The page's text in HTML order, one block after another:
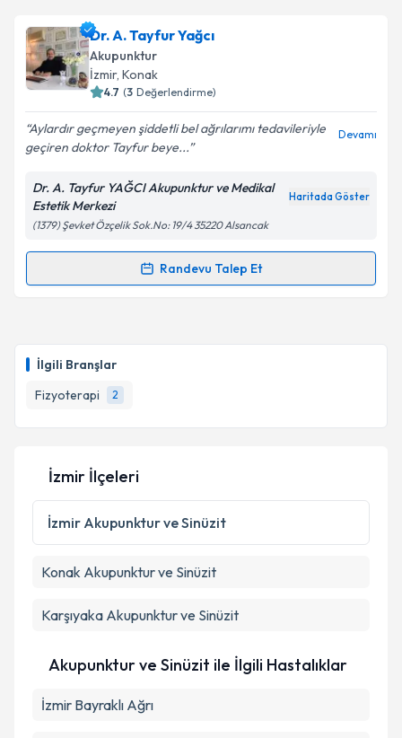
İlgili Branşlar
Fizyoterapi
2
Takvim Talebini Gönder
Dr. Nihat Ergicaniçin randevu takvimi talebi
oluşturun. Size bu uzmandan randevu almanız için bir
takvim hazırlandığında e-posta ile bilgilendireceğiz.
Kişisel verilerimin işlenmesine ilişkin
Aydınlatma
Metni
kapsamda işlenmesini kabul ediyorum.
Takvim Talebini Gönder
Dr. A. Tayfur Yağcı
Akupunktur
İzmir, Konak
4.7 (3 Değerlendirme)
Aylardır geçmeyen şiddetli bel ağrılarımı tedavileriyle
geçiren doktor Tayfur beye...
Devamı
Dr. A. Tayfur YAĞCI Akupunktur ve Medikal
Estetik Merkezi
Haritada Göster
(1379) Şevket Özçelik Sok.No: 19/4 35220 Alsancak
Randevu Talep Et
Randevu Takvimi Talebi
takvim hazırlandığında e-posta ile bilgilendireceğiz.
E-posta Adresiniz
Kişisel verilerimin işlenmesine ilişkinAydınlatma
Metni
'ni okudum ve kişisel verilerimin belirtilen
kapsamda işlenmesini kabul ediyorum.
İzmir İlçeleri
İzmir Akupunktur ve Sinüzit
Konak Akupunktur ve Sinüzit
Karşıyaka Akupunktur ve Sinüzit
Akupunktur ve Sinüzit ile İlgili Hastalıklar
İzmir Bayraklı Ağrı